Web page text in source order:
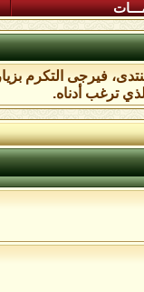
فيرجى التكرم
ترغب أدناه.